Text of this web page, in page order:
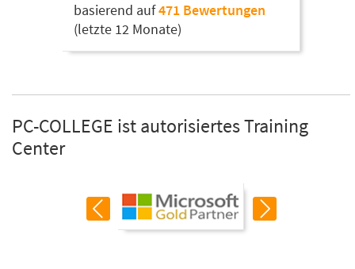
basierend auf471 Bewertungen
(letzte 12 Monate)
PC-COLLEGE ist autorisiertes Training
Center